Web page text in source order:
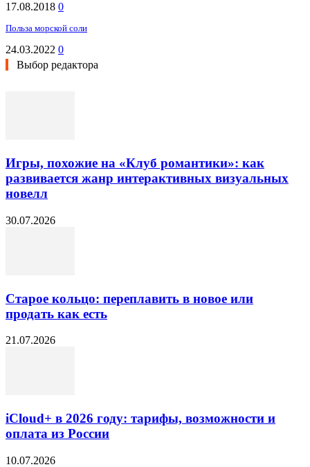
17.08.2018 0
Польза морской соли
24.03.2022 0
Выбор редактора
Игры, похожие на «Клуб романтики»: как
развивается жанр интерактивных визуальных
новелл
30.07.2026
Старое кольцо: переплавить в новое или
продать как есть
21.07.2026
iCloud+ в 2026 году: тарифы, возможности и
оплата из России
10.07.2026